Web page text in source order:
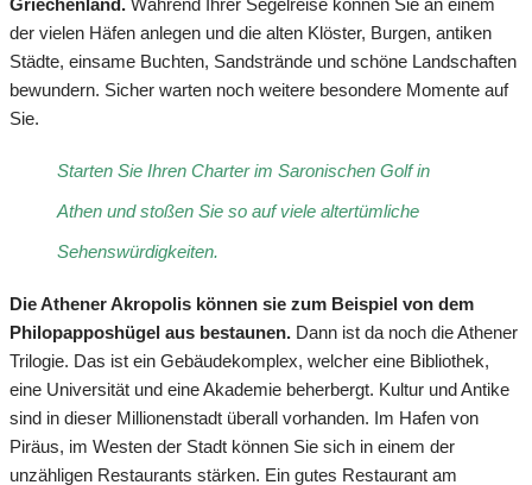
Griechenland. Während Ihrer Segelreise können Sie an einem
der vielen Häfen anlegen und die alten Klöster, Burgen, antiken
Städte, einsame Buchten, Sandstrände und schöne Landschaften
bewundern. Sicher warten noch weitere besondere Momente auf
Sie.
Starten Sie Ihren Charter im Saronischen Golf in
Athen und stoßen Sie so auf viele altertümliche
Sehenswürdigkeiten.
Die Athener Akropolis können sie zum Beispiel von dem
Philopapposhügel aus bestaunen. Dann ist da noch die Athener
Trilogie. Das ist ein Gebäudekomplex, welcher eine Bibliothek,
eine Universität und eine Akademie beherbergt. Kultur und Antike
sind in dieser Millionenstadt überall vorhanden. Im Hafen von
Piräus, im Westen der Stadt können Sie sich in einem der
unzähligen Restaurants stärken. Ein gutes Restaurant am